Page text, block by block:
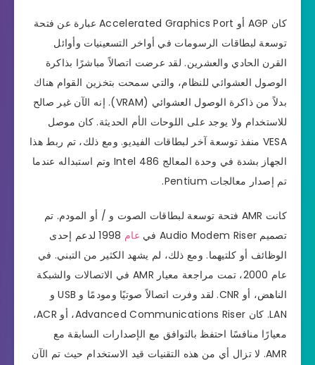
كان AGP أو Accelerated Graphics Port عبارة عن فتحة
توسعة لبطاقات الرسومات في أواخر التسعينيات وأوائل
القرن الحادي والعشرين. لقد عرضت اتصالاً مباشرًا بذاكرة
الوصول العشوائي للنظام، والتي سمحت بتخزين القوام هناك
بدلاً من ذاكرة الوصول العشوائي (VRAM). إنه الآن غير صالح
للاستخدام ولا يوجد على اللوحات الأم الحديثة. كان موصل
VESA منفذ توسعة آخر لبطاقات الفيديو. ومع ذلك، تم ربط هذا
الجهاز بشدة في وحدة المعالج Intel 486 وتم استبداله عندما
تم إصدار معالجات Pentium.
كانت AMR فتحة توسعة لبطاقات الصوت و / أو المودم. تم
تصميم Audio Modem Riser في
عام
1998 لدعم إحدى
الوظائف أو كلتيهما. ومع ذلك، لم يشهد الكثير من التبني. في
عام 2000، تمت مراجعة معيار AMR في الاتصالات والشبكة
الناهض، أو CNR. لقد وفرت اتصالاً صوتيًا ومودمًا و USB و
LAN. كان Advanced Communications Riser، أو ACR،
معيارًا منافسًا احتفظ بالتوافق مع الإصدارات السابقة مع
AMR. لا تزال أي من هذه التقنيات قيد الاستخدام حيث تم الآن